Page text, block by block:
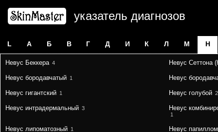
указатель диагнозов
L А Б В Г Д И К Л М Н
Невус Беккера4 Невус Сеттона
Невус бородавчатый1 Невус
Невус гигантский1 Невус голубой2
Невус интрадермальный3 Невус
1
Невус липоматозный1 Невус